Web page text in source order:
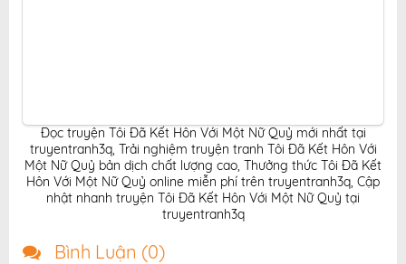
Đọc truyện Tôi Đã Kết Hôn Với Một Nữ Quỷ mới nhất tại
truyentranh3q, Trải nghiệm truyện tranh Tôi Đã Kết Hôn Với
Một Nữ Quỷ bản dịch chất lượng cao, Thưởng thức Tôi Đã Kết
Hôn Với Một Nữ Quỷ online miễn phí trên truyentranh3q, Cập
nhật nhanh truyện Tôi Đã Kết Hôn Với Một Nữ Quỷ tại
truyentranh3q
Bình Luận (0)